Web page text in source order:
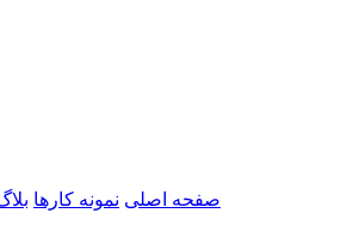
صفحه اصلی نمونه کارها